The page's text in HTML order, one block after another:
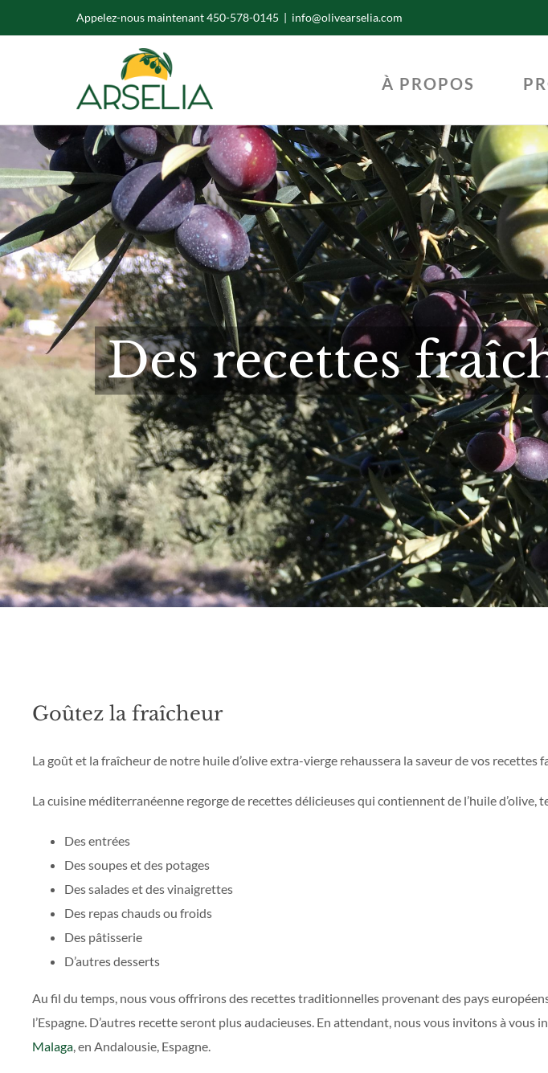
to
Appelez-nous maintenant 450-578-0145 | info@olivearselia.com
À PROPOS
Des recettes
Goûtez la fraîcheur
La goût et la fraîcheur de notre huile d’olive extra-vierge rehaussera la saveur de vos recettes
La cuisine méditerranéenne regorge de recettes délicieuses qui contiennent de l’huile d’olive,
Des entrées
Des soupes et des potages
Des salades et des vinaigrettes
Des repas chauds ou froids
Des pâtisserie
D’autres desserts
Au fil du temps, nous vous offrirons des recettes traditionnelles provenant des pays
l’Espagne. D’autres recette seront plus audacieuses. En attendant, nous vous invitons à vous
Malaga, en Andalousie, Espagne.